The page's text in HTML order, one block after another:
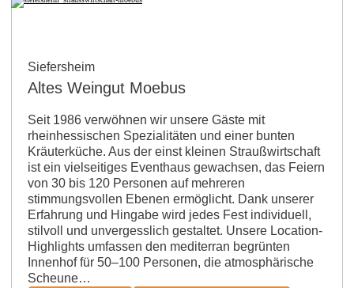
Siefersheim
Altes Weingut Moebus
Seit 1986 verwöhnen wir unsere Gäste mit
rheinhessischen Spezialitäten und einer bunten
Kräuterküche. Aus der einst kleinen Straußwirtschaft
ist ein vielseitiges Eventhaus gewachsen, das Feiern
von 30 bis 120 Personen auf mehreren
stimmungsvollen Ebenen ermöglicht. Dank unserer
Erfahrung und Hingabe wird jedes Fest individuell,
stilvoll und unvergesslich gestaltet. Unsere Location-
Highlights umfassen den mediterran begrünten
Innenhof für 50–100 Personen, die atmosphärische
Scheune…